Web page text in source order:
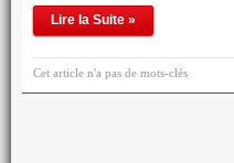
Lire la Suite »
Cet article n'a pas de mots-clés